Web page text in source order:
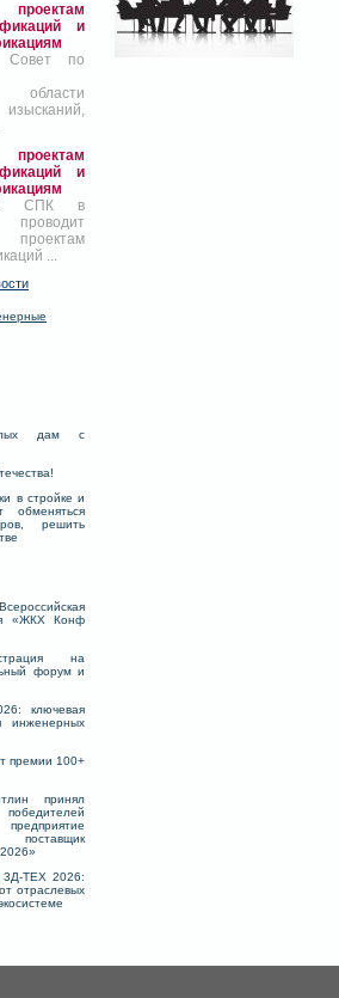
и
Совет по
области
и
СПК в
...
дам с
в стройке и
обменяться
решить
«ЖКХ Конф
на
форум и
ключевая
инженерных
премии 100+
принял
3Д-ТЕХ 2026:
отраслевых